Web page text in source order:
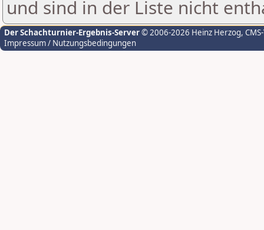
und sind in der Liste nicht
Der Schachturnier-Ergebnis-Server© 2006-2026 Heinz Herzog,
Impressum / Nutzungsbedingungen